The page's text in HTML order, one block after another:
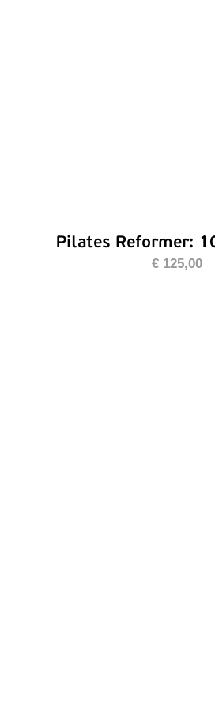
Pilates Reformer:
€ 125,00